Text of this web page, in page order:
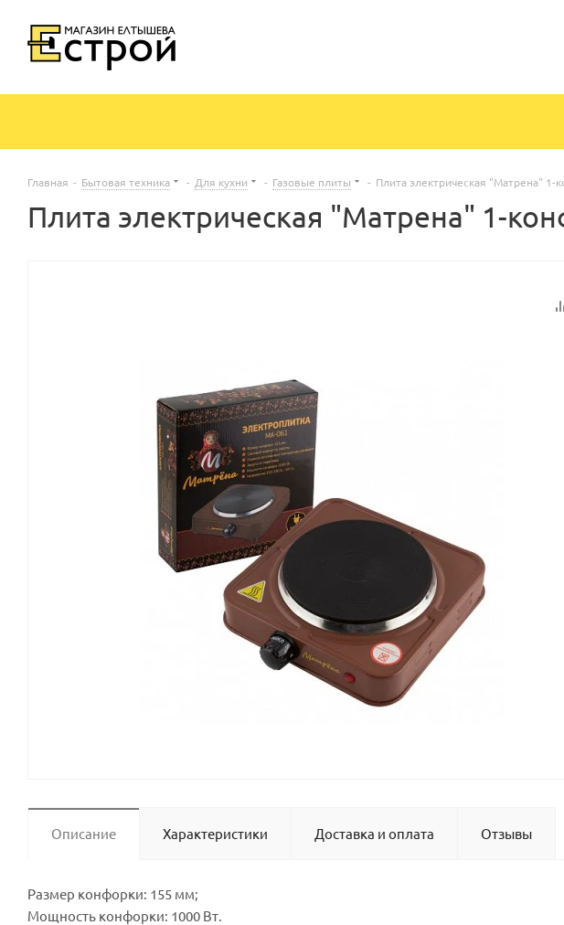
Главная - Бытовая техника - Для кухни - Газовые плиты - Плита электрическая "Матрена"
Плита электрическая "Матрена" 1-
Описание Характеристики Доставка и оплата Отзывы
Размер конфорки: 155 мм;
Мощность конфорки: 1000 Вт.